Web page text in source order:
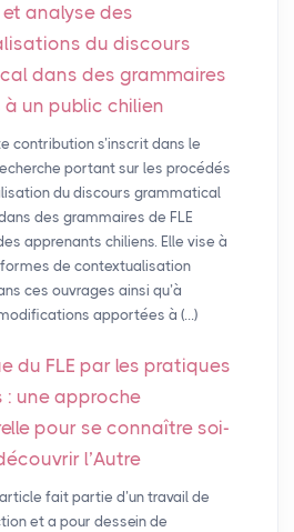
analyse des
du discours
dans des grammaires
un public chilien
contribution s’inscrit dans le
portant sur les procédés
du discours grammatical
des grammaires de FLE
apprenants chiliens. Elle vise à
de contextualisation
ces ouvrages ainsi qu’à
apportées à (…)
du FLE par les pratiques
: une approche
pour se connaître soi-
l’Autre
fait partie d’un travail de
et a pour dessein de